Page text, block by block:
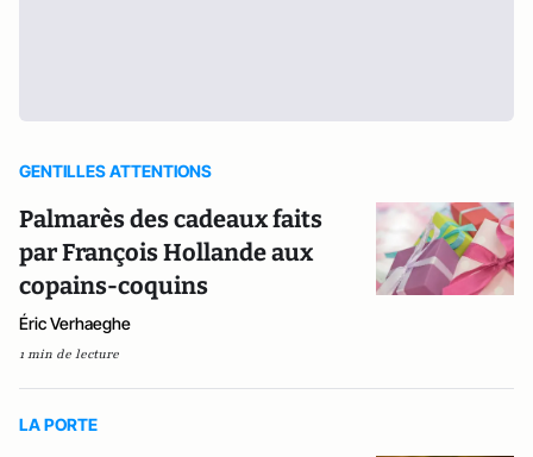
GENTILLES ATTENTIONS
Palmarès des cadeaux faits
par François Hollande aux
copains-coquins
Éric Verhaeghe
1 min de lecture
LA PORTE